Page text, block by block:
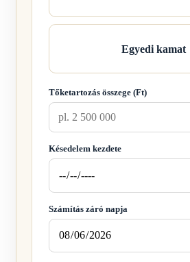
Egyedi kamat
Tőketartozás összege (Ft)
Késedelem kezdete
Számítás záró napja